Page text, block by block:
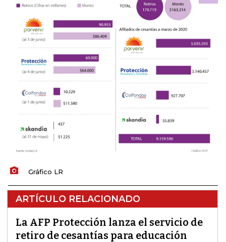
Gráfico LR
ARTÍCULO RELACIONADO
La AFP Protección lanza el servicio de
retiro de cesantías para educación